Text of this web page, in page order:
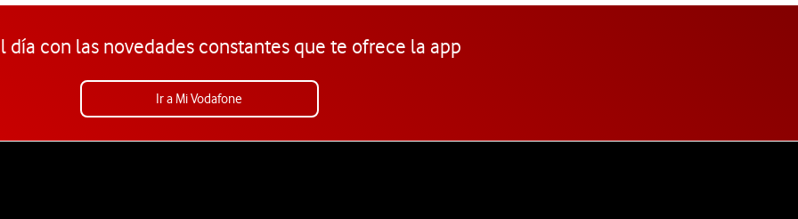
día con las novedades constantes que te ofrece la app
Ir a Mi Vodafone